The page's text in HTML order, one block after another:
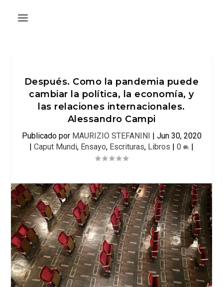
Después. Como la pandemia puede
cambiar la política, la economía, y
las relaciones internacionales.
Alessandro Campi
Publicado por MAURIZIO STEFANINI | Jun 30, 2020
| Caput Mundi, Ensayo, Escrituras, Libros | 0 |